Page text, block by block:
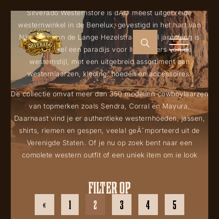
Silverado Westernstore is dÃ© meest uitgebreide
westernwinkel in de Benelux, gevestigd in het hart van
Nijmegen aan de Lange Hezelstraat 37. Al jarenlang is
deze winkel een paradijs voor liefhebbers van de
westernstijl, met een uitgebreid assortiment aan
westernlaarzen, kleding, hoeden en accessoires.
De collectie omvat meer dan 350 modellen cowboylaarzen
van topmerken zoals Sendra, Corral en Mayura.
Daarnaast vind je er authentieke westernhoeden, jassen,
shirts, riemen en gespen, veelal geÃ¯mporteerd uit de
Verenigde Staten. Of je nu op zoek bent naar een
complete western outfit of een uniek item om je look
Voor westernliefhebbers in Nederland en daarbuiten is
Silverado Westernstore dÃ© plek om de echte cowboy- en
cowgirlstijl te beleven!
FILTER OP
« 1 2 3 4 5